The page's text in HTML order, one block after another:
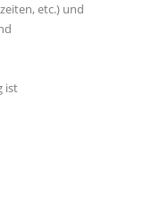
etc.) und
ist